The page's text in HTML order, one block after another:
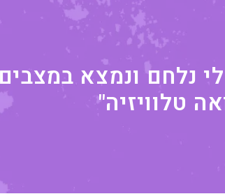
נלחם ונמצא
טלוויזיה"